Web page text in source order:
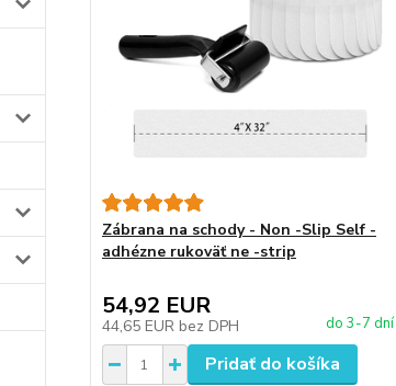
Zábrana na schody - Non -Slip Self -
adhézne rukoväť ne -strip
54,92 EUR
44,65 EUR bez DPH do 3-7 dní
Pridať do košíka